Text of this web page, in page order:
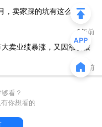
元汇率会有一波反弹。甚
。
到最低点赶紧结汇”和“囤
间犹豫不决。
预期那样发展吗？
半年
为，基于国内和美国的情
，卖家踩的坑有这么多？
3年前
卖业绩暴涨，又因涨价被
3年前
看？
你想看的